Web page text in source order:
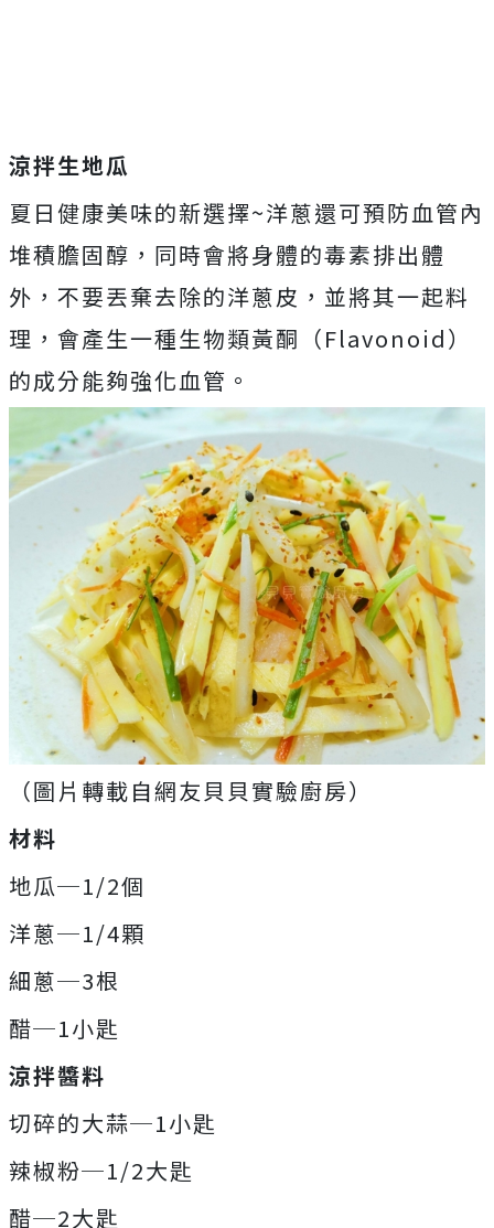
涼拌生地瓜
夏日健康美味的新選擇~洋蔥還可預防血管內
堆積膽固醇，同時會將身體的毒素排出體
外，不要丟棄去除的洋蔥皮，並將其一起料
理，會產生一種生物類黃酮（Flavonoid）
的成分能夠強化血管。
（圖片轉載自網友貝貝實驗廚房）
材料
地瓜─1/2個
洋蔥─1/4顆
細蔥─3根
醋─1小匙
涼拌醬料
切碎的大蒜─1小匙
辣椒粉─1/2大匙
醋─2大匙